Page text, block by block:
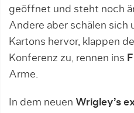
geöffnet und steht noch
Andere aber schälen sich
Kartons hervor, klappen
Konferenz zu, rennen ins
Arme.
In dem neuen Wrigley’s